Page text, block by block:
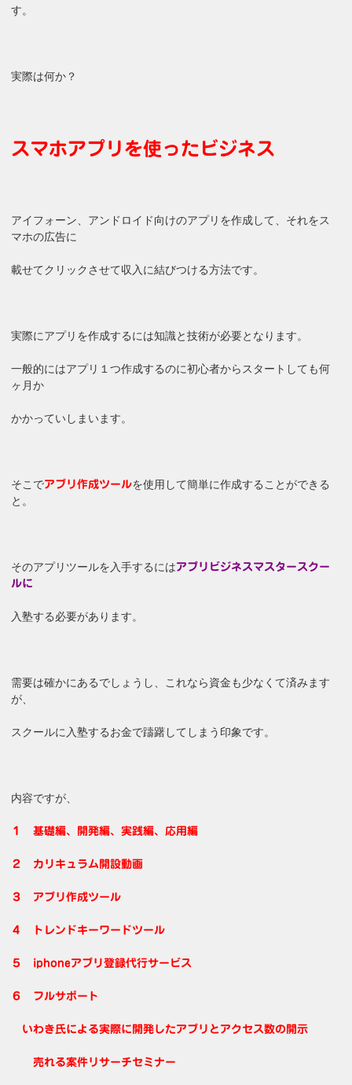
す。
実際は何か？
スマホアプリを使ったビジネス
アイフォーン、アンドロイド向けのアプリを作成して、それをス
マホの広告に
載せてクリックさせて収入に結びつける方法です。
実際にアプリを作成するには知識と技術が必要となります。
一般的にはアプリ１つ作成するのに初心者からスタートしても何
ヶ月か
かかっていしまいます。
そこでアプリ作成ツールを使用して簡単に作成することができる
と。
そのアプリツールを入手するにはアプリビジネスマスタースクー
ルに
入塾する必要があります。
需要は確かにあるでしょうし、これなら資金も少なくて済みます
が、
スクールに入塾するお金で躊躇してしまう印象です。
内容ですが、
１ 基礎編、開発編、実践編、応用編
２ カリキュラム開設動画
３ アプリ作成ツール
４ トレンドキーワードツール
５ iphoneアプリ登録代行サービス
６ フルサポート
いわき氏による実際に開発したアプリとアクセス数の開示
売れる案件リサーチセミナー